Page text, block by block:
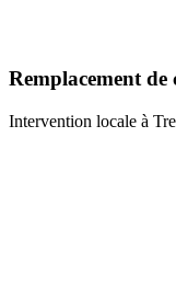
Remplacement
Intervention locale à